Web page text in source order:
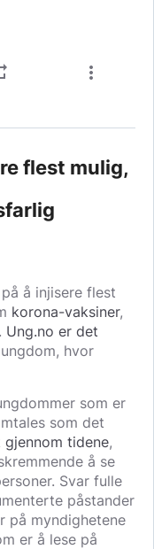
more_vert
flest mulig,
å injisere flest
korona-vaksiner,
. Ung.no er det
hvor
som er
som det
tidene,
å se
Svar fulle
påstander
på myndighetene
er å lese på